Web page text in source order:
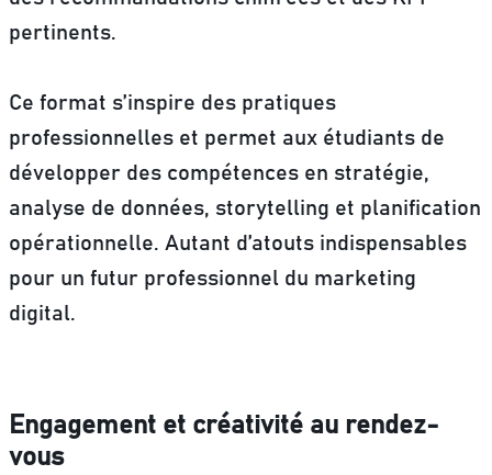
pertinents.
Ce format s’inspire des pratiques
professionnelles et permet aux étudiants de
développer des compétences en stratégie,
analyse de données, storytelling et planification
opérationnelle. Autant d’atouts indispensables
pour un futur professionnel du marketing
digital.
Engagement et créativité au rendez-
vous